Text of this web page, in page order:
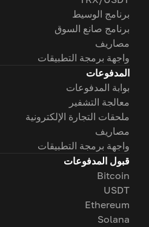
برنامج الوسيط
برنامج صانع السوق
مصاريف
واجهة برمجة التطبيقات
المدفوعات
بوابة المدفوعات
معالجة التشفير
ملحقات التجارة الإلكترونية
مصاريف
واجهة برمجة التطبيقات
قبول المدفوعات
Bitcoin
USDT
Ethereum
Solana